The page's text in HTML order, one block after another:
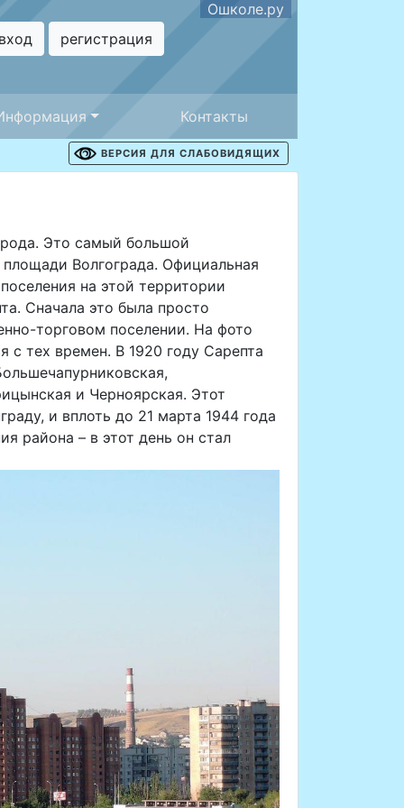
Ошколе.ру
регистрация
Контакты
ВЕРСИЯ ДЛЯ СЛАБОВИДЯЩИХ
Это самый большой
Волгограда. Официальная
на этой территории
Сначала это была просто
торговом поселении. На фото
тех времен. В 1920 году Сарепта
и Черноярская. Этот
и вплоть до 21 марта 1944 года
района – в этот день он стал